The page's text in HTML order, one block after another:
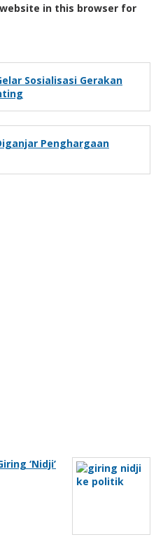
in this browser for
Sosialisasi Gerakan
Penghargaan
‘Nidji’